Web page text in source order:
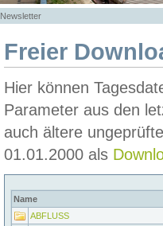
Newsletter
Freier
Hier können
Parameter aus den
auch ältere
01.01.2000 als
Name
ABFLUSS